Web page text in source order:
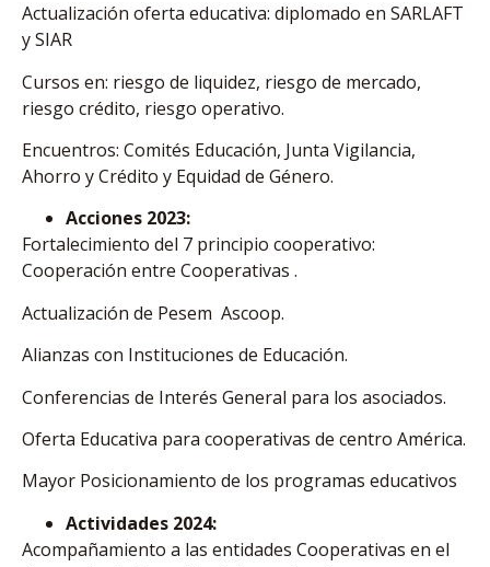
Actualización oferta educativa: diplomado en SARLAFT
y SIAR
Cursos en: riesgo de liquidez, riesgo de mercado,
riesgo crédito, riesgo operativo.
Encuentros: Comités Educación, Junta Vigilancia,
Ahorro y Crédito y Equidad de Género.
Acciones 2023:
Fortalecimiento del 7 principio cooperativo:
Cooperación entre Cooperativas .
Actualización de Pesem Ascoop.
Alianzas con Instituciones de Educación.
Conferencias de Interés General para los asociados.
Oferta Educativa para cooperativas de centro América.
Mayor Posicionamiento de los programas educativos
Actividades 2024:
Acompañamiento a las entidades Cooperativas en el